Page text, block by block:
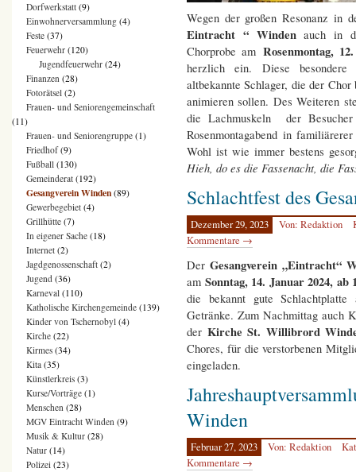
Wegen der großen Resonanz in
Eintracht “ Windenauch in
Chorprobe am Rosenmontag,
herzlich ein. Diese besondere
altbekannte Schlager, die der
animieren sollen. Des Weiteren
die Lachmuskeln der
Rosenmontagabend in
Wohl ist wie immer bestens
Hieh, do es die Fassenacht, die
Schlachtfest des
Dezember 29, 2023 Von: Redaktion
Kommentare →
DerGesangverein „Eintracht“
am Sonntag, 14. Januar 2024, ab
die bekannt gute
Getränke. Zum Nachmittag auch
der Kirche St. Willibrord
Chores, für die verstorbenen
eingeladen.
Winden
Februar 27, 2023 Von: Redaktion
Kommentare →
Dorfwerkstatt (9)
Einwohnerversammlung (4)
Feste (37)
Feuerwehr (120)
Jugendfeuerwehr (24)
Finanzen (28)
Fotorätsel (2)
Frauen- und Seniorengemeinschaft
(11)
Frauen- und Seniorengruppe (1)
Friedhof(9)
Fußball (130)
Gemeinderat (192)
Gesangverein Winden (89)
Gewerbegebiet (4)
Grillhütte (7)
In eigener Sache (18)
Internet (2)
Jagdgenossenschaft (2)
Jugend (36)
Karneval (110)
Katholische Kirchengemeinde (139)
Kinder von Tschernobyl (4)
Kirche (22)
Kirmes (34)
Kita (35)
Künstlerkreis (3)
Kurse/Vorträge (1)
Menschen (28)
MGV Eintracht Winden (9)
Musik & Kultur (28)
Natur (14)
Polizei (23)